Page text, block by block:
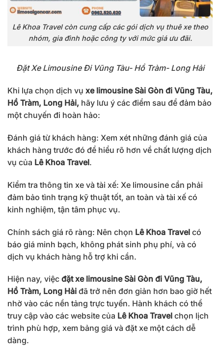
Lê Khoa Travel còn cung cấp các gói dịch vụ thuê xe theo
nhóm, gia đình hoặc công ty với mức giá ưu đãi.
Đặt Xe Limousine Đi Vũng Tàu- Hồ Tràm- Long Hải
Khi lựa chọn dịch vụ xe limousine Sài Gòn đi Vũng Tàu,
Hồ Tràm, Long Hải, hãy lưu ý các điểm sau để đảm bảo
một chuyến đi hoàn hảo:
Đánh giá từ khách hàng: Xem xét những đánh giá của
khách hàng trước đó để hiểu rõ hơn về chất lượng dịch
vụ của Lê Khoa Travel.
Kiểm tra thông tin xe và tài xế: Xe limousine cần phải
đảm bảo tình trạng kỹ thuật tốt, an toàn và tài xế có
kinh nghiệm, tận tâm phục vụ.
Chính sách giá rõ ràng: Nên chọn Lê Khoa Travel có
báo giá minh bạch, không phát sinh phụ phí, và có
dịch vụ khách hàng hỗ trợ khi cần.
Hiện nay, việc đặt xe limousine Sài Gòn đi Vũng Tàu,
Hồ Tràm, Long Hải đã trở nên đơn giản hơn bao giờ hết
nhờ vào các nền tảng trực tuyến. Hành khách có thể
truy cập vào các website của Lê Khoa Travel chọn lịch
trình phù hợp, xem bảng giá và đặt xe một cách dễ
dàng.